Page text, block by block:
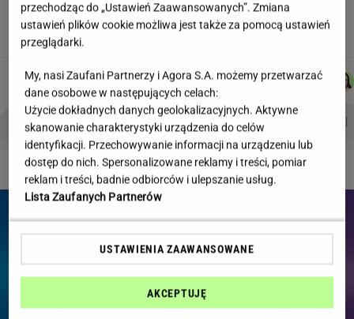
dziecka. "Chyba oszaleję"
KLAUDIA KIERZKOWSKA
DZIEJE SIĘ!
Autorzy:
DOMINIK
SENKOWSKI
ŁUKASZ
JACHIMIAK
JAKUB
BALCERSKI
WIKTORIA
PROBLEMY POLSKICH SIATKARZY ZNAK Z '30' WISŁAWA SZYMBORSKA
przechodząc do „Ustawień Zaawansowanych”. Zmiana
ustawień plików cookie możliwa jest także za pomocą ustawień
przeglądarki.
My, nasi Zaufani Partnerzy i Agora S.A. możemy przetwarzać
dane osobowe w następujących celach:
Użycie dokładnych danych geolokalizacyjnych. Aktywne
skanowanie charakterystyki urządzenia do celów
identyfikacji. Przechowywanie informacji na urządzeniu lub
dostęp do nich. Spersonalizowane reklamy i treści, pomiar
reklam i treści, badnie odbiorców i ulepszanie usług.
Lista Zaufanych Partnerów
USTAWIENIA ZAAWANSOWANE
AKCEPTUJĘ